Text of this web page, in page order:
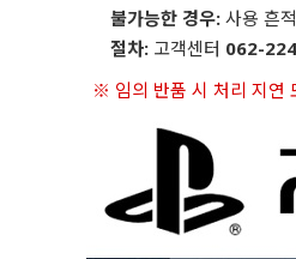
불가능한 경우: 사용 흔
절차: 고객센터 062-
※ 임의 반품 시 처리 지연